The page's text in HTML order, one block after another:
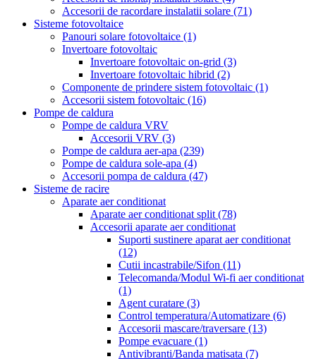
Accesorii de racordare instalatii solare (71)
Sisteme fotovoltaice
Panouri solare fotovoltaice (1)
Invertoare fotovoltaic
Invertoare fotovoltaic on-grid (3)
Invertoare fotovoltaic hibrid (2)
Componente de prindere sistem fotovoltaic (1)
Accesorii sistem fotovoltaic (16)
Pompe de caldura
Pompe de caldura VRV
Accesorii VRV (3)
Pompe de caldura aer-apa (239)
Pompe de caldura sole-apa (4)
Accesorii pompa de caldura (47)
Sisteme de racire
Aparate aer conditionat
Aparate aer conditionat split (78)
Accesorii aparate aer conditionat
Suporti sustinere aparat aer conditionat
(12)
Cutii incastrabile/Sifon (11)
Telecomanda/Modul Wi-fi aer conditionat
(1)
Agent curatare (3)
Control temperatura/Automatizare (6)
Accesorii mascare/traversare (13)
Pompe evacuare (1)
Antivibranti/Banda matisata (7)